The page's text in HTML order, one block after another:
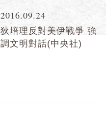
2016.09.24
狄培理反對美伊戰爭 強
調文明對話(中央社)